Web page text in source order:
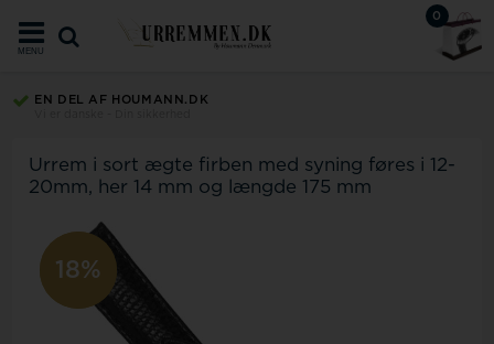
0
MENU
EN DEL AF HOUMANN.DK
Urrem i sort ægte firben med syning føres i 12-
20mm, her 14 mm og længde 175 mm
12%
18%